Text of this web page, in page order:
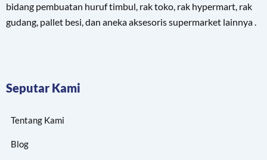
bidang pembuatan huruf timbul, rak toko, rak hypermart, rak
gudang, pallet besi, dan aneka aksesoris supermarket lainnya .
Seputar Kami
Tentang Kami
Blog